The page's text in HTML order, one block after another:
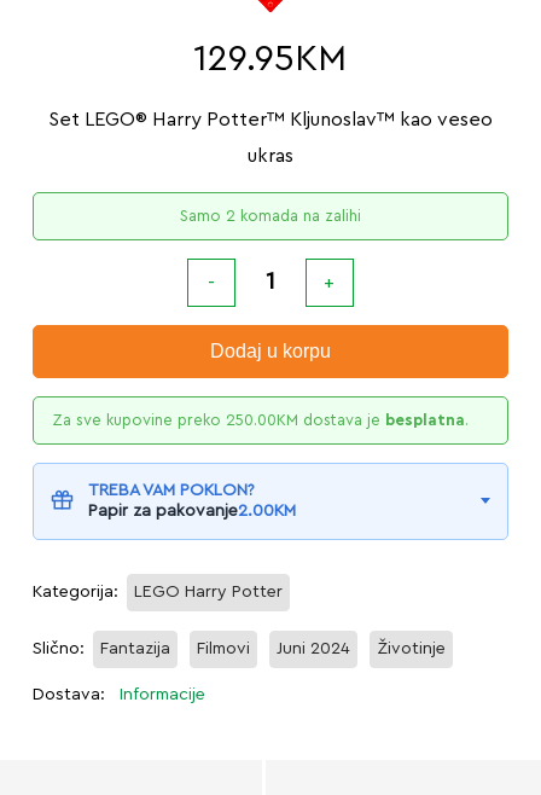
129.95 KM
Set LEGO® Harry Potter™ Kljunoslav™ kao veseo
ukras
Samo 2 komada na zalihi
Dodaj u korpu
Za sve kupovine preko 250.00KM dostava je besplatna.
TREBA VAM POKLON?
Papir za pakovanje2.00KM
Kategorija: LEGO Harry Potter
Slično: Fantazija Filmovi Juni 2024 Životinje
Dostava: Informacije